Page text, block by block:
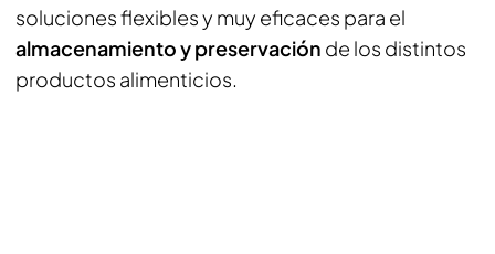
soluciones flexibles y muy eficaces para el
almacenamiento y preservación de los distintos
productos alimenticios.